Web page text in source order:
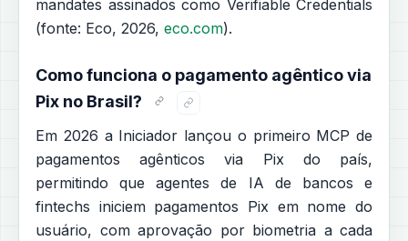
mandates assinados como Verifiable Credentials
(fonte: Eco, 2026, eco.com).
Como funciona o pagamento agêntico via
Pix no Brasil?
Em 2026 a Iniciador lançou o primeiro MCP de
pagamentos agênticos via Pix do país,
permitindo que agentes de IA de bancos e
fintechs iniciem pagamentos Pix em nome do
usuário, com aprovação por biometria a cada